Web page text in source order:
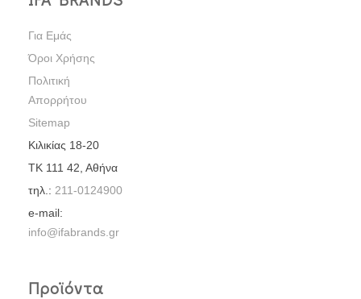
Για Εμάς
Όροι Χρήσης
Πολιτική
Απορρήτου
Sitemap
Κιλικίας 18-20
ΤΚ 111 42, Αθήνα
τηλ.: 211-0124900
e-mail:
info@ifabrands.gr
Προϊόντα